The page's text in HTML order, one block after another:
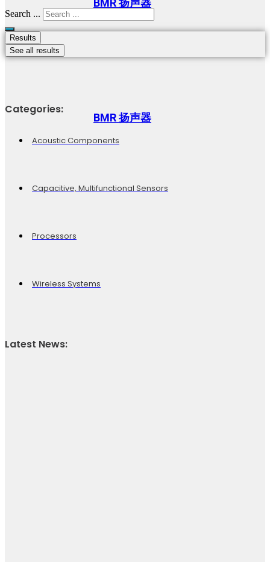
BMR 扬声器
BMR 扬声器
Search ...
Results
See all results
Categories:
Acoustic Components
Capacitive, Multifunctional Sensors
Processors
Wireless Systems
Latest News: